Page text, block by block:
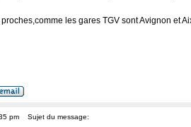
les gares TGV sont Avignon et
pm Sujet du message: